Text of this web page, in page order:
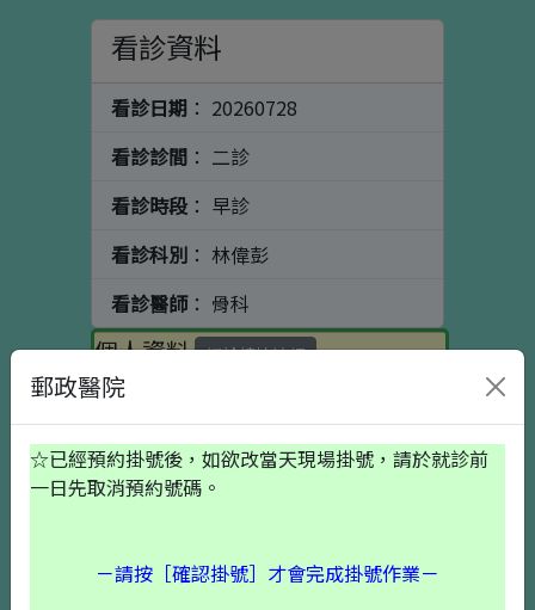
看診資料
看診日期 ： 20260728
看診診間 ： 二診
看診時段 ： 早診
看診科別 ： 林偉彭
看診醫師： 骨科
個人資料 初診請按這裡
出生日期
郵政醫院
☆已經預約掛號後，如欲改當天現場掛號，請於就診前
一日先取消預約號碼。
－請按［確認掛號］才會完成掛號作業－